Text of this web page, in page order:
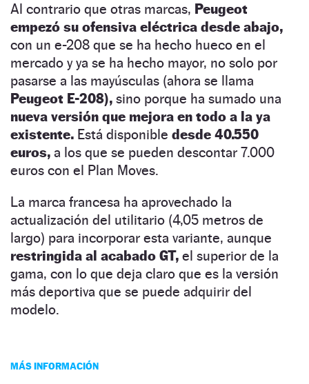
Al contrario que otras marcas, Peugeot
empezó su ofensiva eléctrica desde abajo,
con un e-208 que se ha hecho hueco en el
mercado y ya se ha hecho mayor, no solo por
pasarse a las mayúsculas (ahora se llama
Peugeot E-208), sino porque ha sumado una
nueva versión que mejora en todo a la ya
existente. Está disponible desde 40.550
euros, a los que se pueden descontar 7.000
euros con el Plan Moves.
La marca francesa ha aprovechado la
actualización del utilitario (4,05 metros de
largo) para incorporar esta variante, aunque
restringida al acabado GT, el superior de la
gama, con lo que deja claro que es la versión
más deportiva que se puede adquirir del
modelo.
MÁS INFORMACIÓN